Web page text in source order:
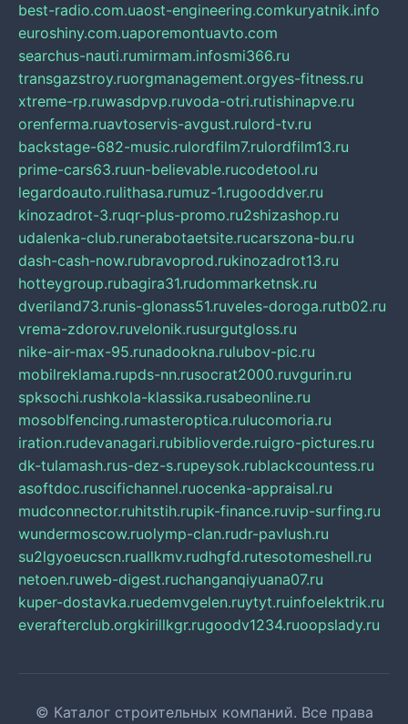
best-radio.com.uaost-engineering.comkuryatnik.info
euroshiny.com.uaporemontuavto.com
searchus-nauti.rumirmam.infosmi366.ru
transgazstroy.ruorgmanagement.orgyes-fitness.ru
xtreme-rp.ruwasdpvp.ruvoda-otri.rutishinapve.ru
orenferma.ruavtoservis-avgust.rulord-tv.ru
backstage-682-music.rulordfilm7.rulordfilm13.ru
prime-cars63.ruun-believable.rucodetool.ru
legardoauto.rulithasa.rumuz-1.rugooddver.ru
kinozadrot-3.ruqr-plus-promo.ru2shizashop.ru
udalenka-club.runerabotaetsite.rucarszona-bu.ru
dash-cash-now.rubravoprod.rukinozadrot13.ru
hotteygroup.rubagira31.rudommarketnsk.ru
dveriland73.runis-glonass51.ruveles-doroga.rutb02.ru
vrema-zdorov.ruvelonik.rusurgutgloss.ru
nike-air-max-95.runadookna.rulubov-pic.ru
mobilreklama.rupds-nn.rusocrat2000.ruvgurin.ru
spksochi.rushkola-klassika.rusabeonline.ru
mosoblfencing.rumasteroptica.rulucomoria.ru
iration.rudevanagari.rubiblioverde.ruigro-pictures.ru
dk-tulamash.rus-dez-s.rupeysok.rublackcountess.ru
asoftdoc.ruscifichannel.ruocenka-appraisal.ru
mudconnector.ruhitstih.rupik-finance.ruvip-surfing.ru
wundermoscow.ruolymp-clan.rudr-pavlush.ru
su2lgyoeucscn.ruallkmv.rudhgfd.rutesotomeshell.ru
netoen.ruweb-digest.ruchanganqiyuana07.ru
kuper-dostavka.ruedemvgelen.ruytyt.ruinfoelektrik.ru
everafterclub.orgkirillkgr.rugoodv1234.ruoopslady.ru
© Каталог строительных компаний. Все права